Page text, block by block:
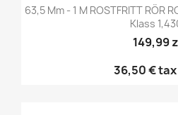
63,5 Mm - 1 M ROSTFRITT RÖR
Klass
149,99
36,50 €